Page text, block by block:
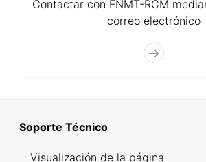
Contactar con FNMT-RCM
correo electrónico
Soporte Técnico
Visualización de la página